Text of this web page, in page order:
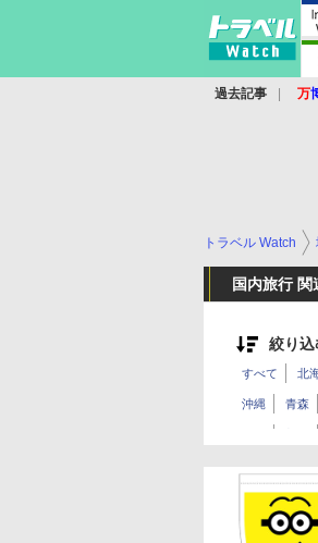
過去記事 万
トラベル Watch
国内旅行 関
絞り込
すべて 北
沖縄 青森
大分 宮崎